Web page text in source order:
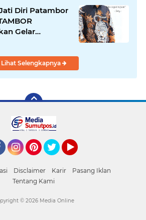
Sabu
Diri Patambor
Gelar
Jakarta.
Lihat Selengkapnya
Disclaimer Karir
Pasang Iklan
Tentang Kami
© 2026 Media Online